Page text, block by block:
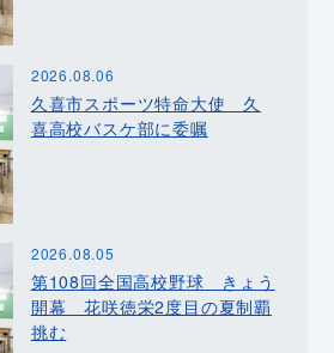
2026.08.06
久喜市スポーツ特命大使 久
喜高校バスケ部に委嘱
2026.08.05
第108回全国高校野球 きょう
開幕 花咲徳栄2度目の夏制覇
挑む